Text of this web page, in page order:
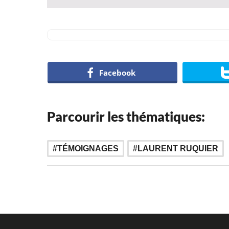
Facebook
Parcourir les thématiques:
TÉMOIGNAGES LAURENT RUQUIER